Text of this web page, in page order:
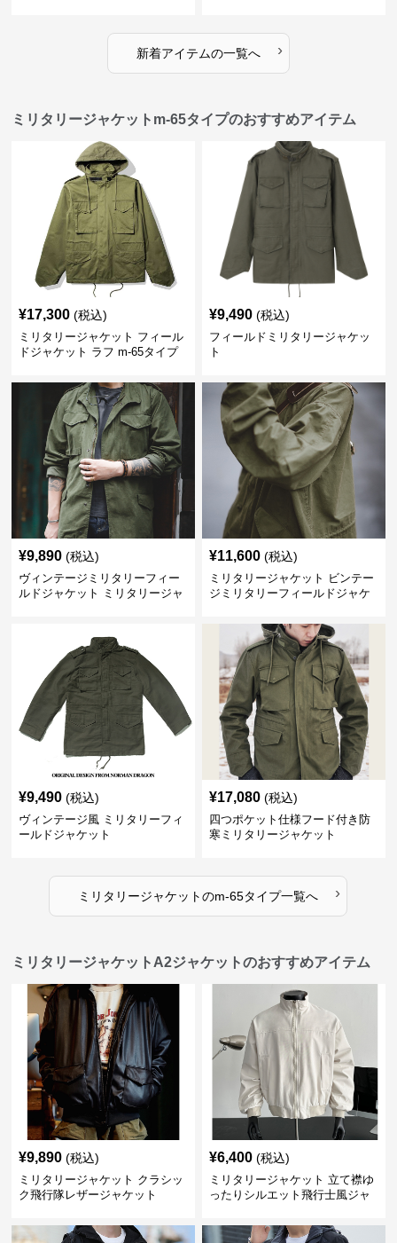
新着アイテムの一覧へ ›
ミリタリージャケットm-65タイプのおすすめアイテム
¥17,300 (税込)
ミリタリージャケット フィール
ドジャケット ラフ m-65タイプ
¥9,490 (税込)
フィールドミリタリージャケッ
ト
¥9,890 (税込)
ヴィンテージミリタリーフィー
ルドジャケット ミリタリージャ
¥11,600 (税込)
ミリタリージャケット ビンテー
ジミリタリーフィールドジャケ
¥9,490 (税込)
ヴィンテージ風 ミリタリーフィ
ールドジャケット
¥17,080 (税込)
四つポケット仕様フード付き防
寒ミリタリージャケット
ミリタリージャケットのm-65タイプ一覧へ ›
ミリタリージャケットA2ジャケットのおすすめアイテム
¥9,890 (税込)
ミリタリージャケット クラシッ
ク飛行隊レザージャケット
¥6,400 (税込)
ミリタリージャケット 立て襟ゆ
ったりシルエット飛行士風ジャ